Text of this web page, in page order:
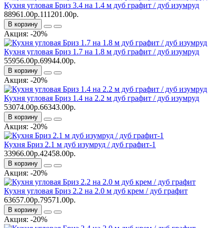
Кухня угловая Бриз 3.4 на 1.4 м дуб графит / дуб изумруд
88961.00р.111201.00р.
В корзину
Акция: -20%
Кухня угловая Бриз 1.7 на 1.8 м дуб графит / дуб изумруд
55956.00р.69944.00р.
В корзину
Акция: -20%
Кухня угловая Бриз 1.4 на 2.2 м дуб графит / дуб изумруд
53074.00р.66343.00р.
В корзину
Акция: -20%
Кухня Бриз 2.1 м дуб изумруд / дуб графит-1
33966.00р.42458.00р.
В корзину
Акция: -20%
Кухня угловая Бриз 2.2 на 2.0 м дуб крем / дуб графит
63657.00р.79571.00р.
В корзину
Акция: -20%